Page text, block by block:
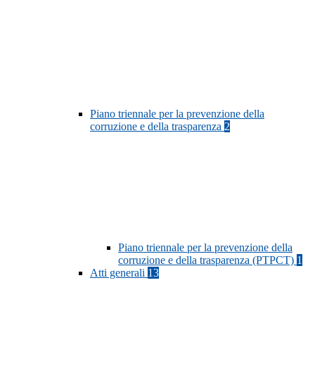
Piano triennale per la prevenzione della
corruzione e della trasparenza 2
Piano triennale per la prevenzione della
corruzione e della trasparenza (PTPCT) 1
Atti generali 13